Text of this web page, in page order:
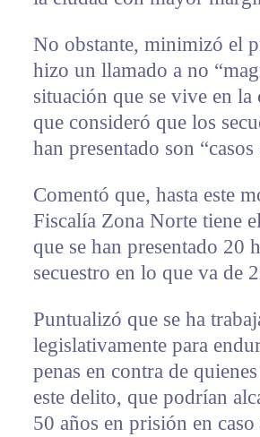
No obstante, minimizó el
hizo un llamado a no
situación que se vive en la
que consideró que los
han presentado son “casos
Comentó que, hasta este
Fiscalía Zona Norte tiene
que se han presentado 20
secuestro en lo que va de
Puntualizó que se ha
legislativamente para
penas en contra de
este delito, que podrían
50 años en prisión en caso